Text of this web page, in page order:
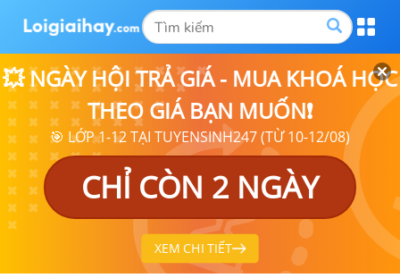
💥 NGÀY HỘI TRẢ GIÁ - MUA KHOÁ HỌC
THEO GIÁ BẠN MUỐN❗
🎯 LỚP 1-12 TẠI TUYENSINH247 (TỪ 10-12/08)
CHỈ CÒN 2 NGÀY
XEM CHI TIẾT